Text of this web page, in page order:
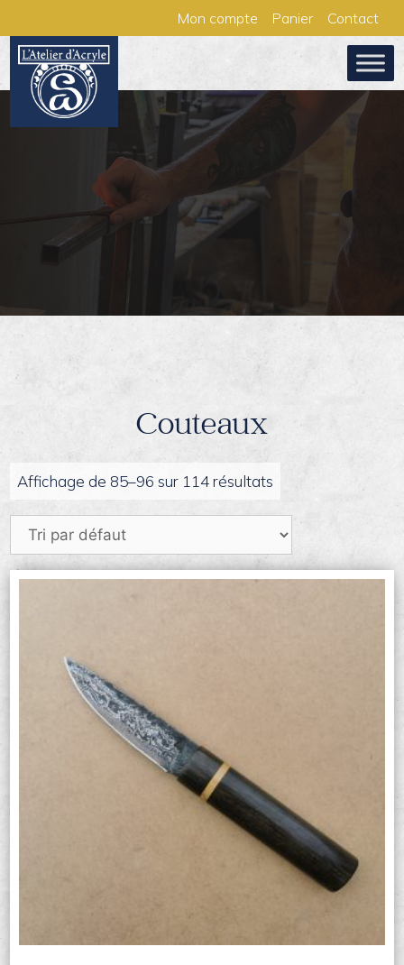
au
contenu
Mon compte Panier Contact
Couteaux
Affichage de 85–96 sur 114 résultats
Panneau de gestion des cookies